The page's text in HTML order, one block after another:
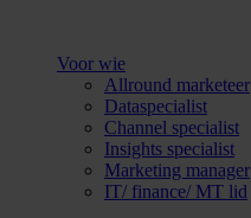
Voor wie
Allround marketeer
Dataspecialist
Channel specialist
Insights specialist
Marketing manager
IT/ finance/ MT lid